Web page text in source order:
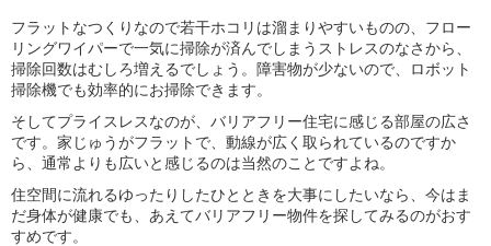
フラットなつくりなので若干ホコリは溜まりやすいものの、フロー
リングワイパーで一気に掃除が済んでしまうストレスのなさから、
掃除回数はむしろ増えるでしょう。障害物が少ないので、ロボット
掃除機でも効率的にお掃除できます。
そしてプライスレスなのが、バリアフリー住宅に感じる部屋の広さ
です。家じゅうがフラットで、動線が広く取られているのですか
ら、通常よりも広いと感じるのは当然のことですよね。
住空間に流れるゆったりしたひとときを大事にしたいなら、今はま
だ身体が健康でも、あえてバリアフリー物件を探してみるのがおす
すめです。